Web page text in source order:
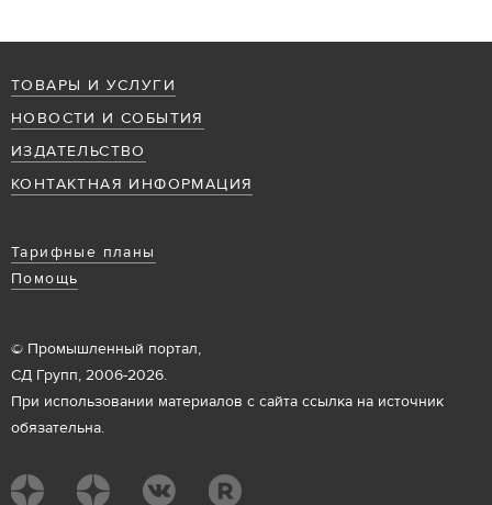
ТОВАРЫ И УСЛУГИ
НОВОСТИ И СОБЫТИЯ
ИЗДАТЕЛЬСТВО
КОНТАКТНАЯ ИНФОРМАЦИЯ
Тарифные планы
Помощь
© Промышленный портал,
СД Групп, 2006-2026.
При использовании материалов с сайта ссылка на источник
обязательна.